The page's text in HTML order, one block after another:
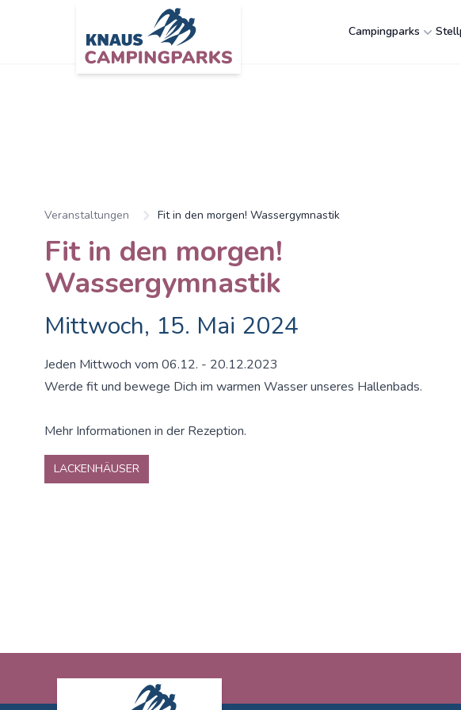
Zum Hauptinhalt springen
Campingparks
Veranstaltungen Fit in den morgen! Wassergymnastik
Fit in den morgen!
Wassergymnastik
Mittwoch, 15. Mai 2024
Jeden Mittwoch vom 06.12. - 20.12.2023
Werde fit und bewege Dich im warmen Wasser unseres Hallenbads.
Mehr Informationen in der Rezeption.
LACKENHÄUSER